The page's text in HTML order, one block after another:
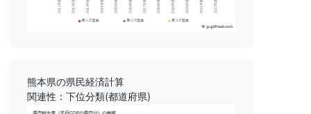
熊本県の県民経済計算
関連性：下位分類(都道府県)